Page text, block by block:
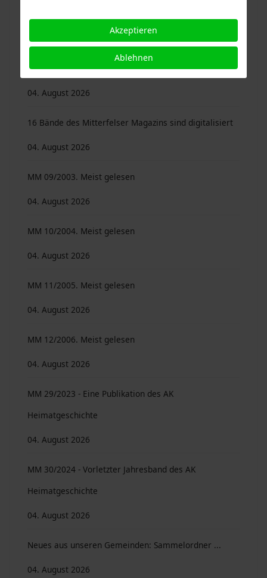
04. August 2026
Mitterfelser Magazin 16/2010. 40 Beiträge von 25
Autoren …
04. August 2026
16 Bände des Mitterfelser Magazins sind digitalisiert
04. August 2026
MM 09/2003. Meist gelesen
04. August 2026
MM 10/2004. Meist gelesen
04. August 2026
MM 11/2005. Meist gelesen
04. August 2026
MM 12/2006. Meist gelesen
04. August 2026
MM 29/2023 - Eine Publikation des AK
Heimatgeschichte
04. August 2026
MM 30/2024 - Vorletzter Jahresband des AK
Heimatgeschichte
04. August 2026
Neues aus unseren Gemeinden: Sammelordner ...
04. August 2026
Akzeptieren
Ablehnen